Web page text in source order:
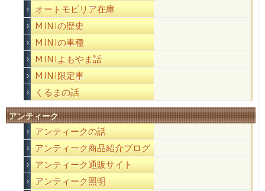
オートモビリア在庫
MINIの歴史
MINIの車種
MINIよもやま話
MINI限定車
くるまの話
アンティーク
アンティークの話
アンティーク商品紹介ブログ
アンティーク通販サイト
アンティーク照明